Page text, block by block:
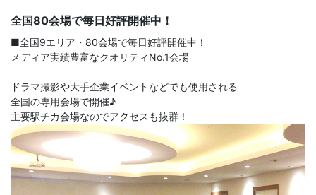
全国80会場で毎日好評開催中！
■全国9エリア・80会場で毎日好評開催中！
メディア実績豊富なクオリティNo.1会場
ドラマ撮影や大手企業イベントなどでも使用される
全国の専用会場で開催♪
主要駅チカ会場なのでアクセスも抜群！